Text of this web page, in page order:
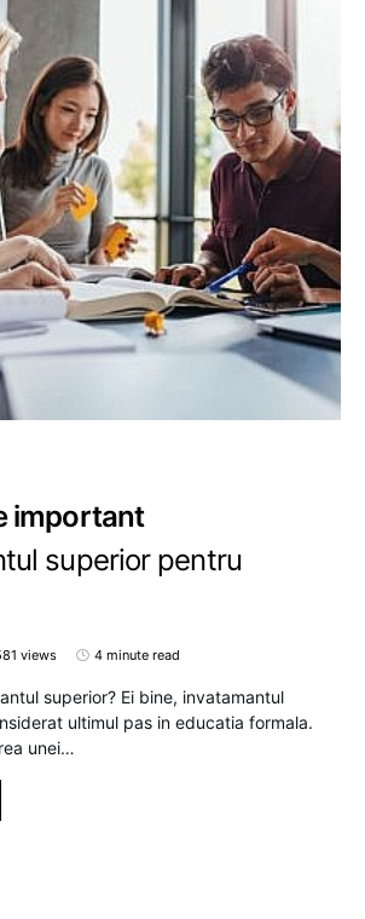
important
superior pentru
views 4 minute read
superior? Ei bine, invatamantul
ultimul pas in educatia formala.
unei…